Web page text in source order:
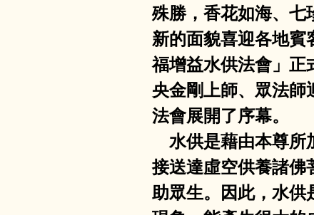
殊勝，香花如海、七
新的面貌喜迎各地賓
福增益水供法會」正
央金剛上師、眾法師
法會展開了序幕。
水供是藉由本尊所
接送達虛空供養諸佛
助眾生。因此，水供